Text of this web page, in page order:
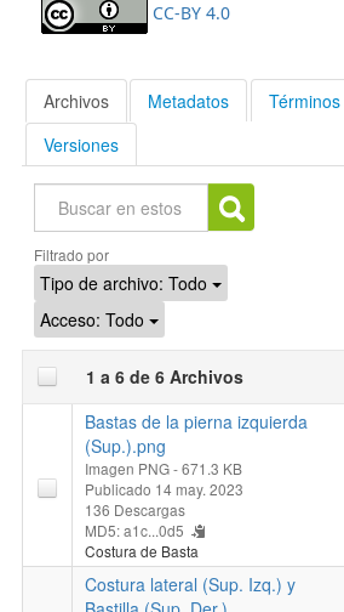
CC-BY 4.0
Archivos Metadatos
Versiones
Buscar
Filtrado por
Tipo de archivo: Todo
Acceso: Todo
1 a 6 de 6 Archivos
Bastas de la pierna izquierda
(Sup.).png
Imagen PNG- 671.3 KB
Publicado 14 may. 2023
136 Descargas
MD5: a1c...0d5
Costura de Basta
Costura lateral (Sup. Izq.) y